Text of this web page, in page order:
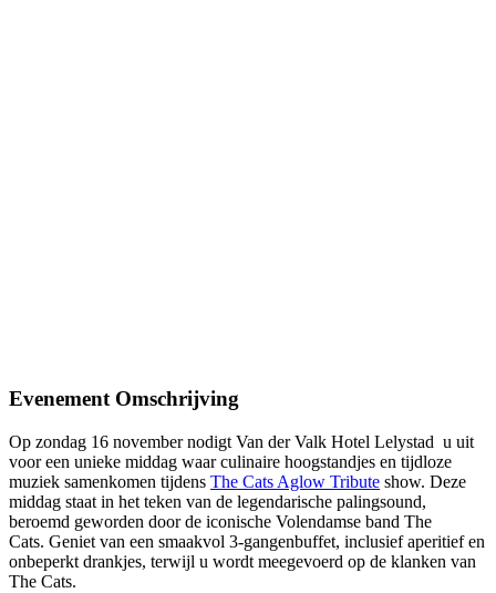
Evenement Omschrijving
Op zondag 16 november nodigt Van der Valk Hotel Lelystad u uit
voor een unieke middag waar culinaire hoogstandjes en tijdloze
muziek samenkomen tijdens The Cats Aglow Tribute show. Deze
middag staat in het teken van de legendarische palingsound,
beroemd geworden door de iconische Volendamse band The
Cats. Geniet van een smaakvol 3-gangenbuffet, inclusief aperitief en
onbeperkt drankjes, terwijl u wordt meegevoerd op de klanken van
The Cats.